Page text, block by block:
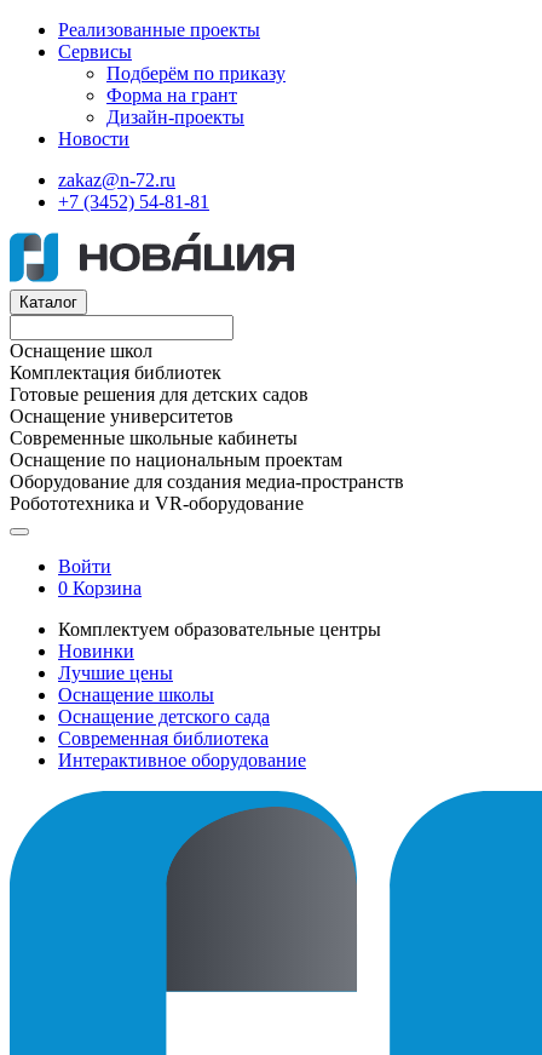
Реализованные проекты
Сервисы
Подберём по приказу
Форма на грант
Дизайн-проекты
Новости
zakaz@n-72.ru
+7 (3452) 54-81-81
Каталог
Оснащение школ
Комплектация библиотек
Готовые решения для детских садов
Оснащение университетов
Современные школьные кабинеты
Оснащение по национальным проектам
Оборудование для создания медиа-пространств
Робототехника и VR-оборудование
Войти
0 Корзина
Комплектуем образовательные центры
Новинки
Лучшие цены
Оснащение школы
Оснащение детского сада
Современная библиотека
Интерактивное оборудование